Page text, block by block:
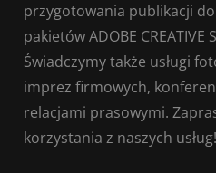
przygotowania publikacji
pakietów ADOBE CREATIVE
Świadczymy także usługi
imprez firmowych,
relacjami prasowymi.
korzystania z naszych usług!